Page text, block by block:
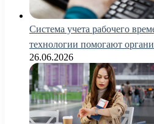
Система учета рабочего
технологии помогают
26.06.2026